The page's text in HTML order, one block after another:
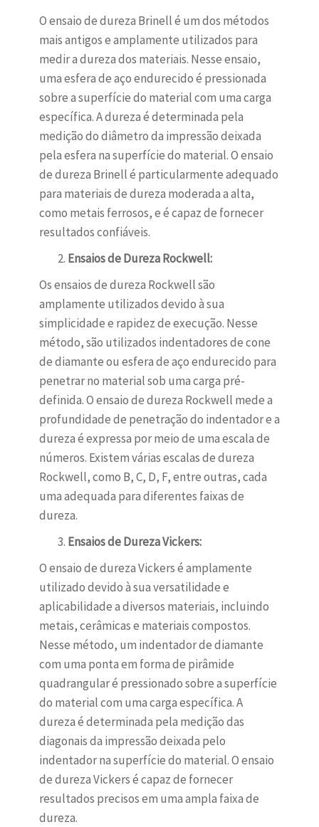
O ensaio de dureza Brinell é um dos métodos
mais antigos e amplamente utilizados para
medir a dureza dos materiais. Nesse ensaio,
uma esfera de aço endurecido é pressionada
sobre a superfície do material com uma carga
específica. A dureza é determinada pela
medição do diâmetro da impressão deixada
pela esfera na superfície do material. O ensaio
de dureza Brinell é particularmente adequado
para materiais de dureza moderada a alta,
como metais ferrosos, e é capaz de fornecer
resultados confiáveis.
Ensaios de Dureza Rockwell:
Os ensaios de dureza Rockwell são
amplamente utilizados devido à sua
simplicidade e rapidez de execução. Nesse
método, são utilizados indentadores de cone
de diamante ou esfera de aço endurecido para
penetrar no material sob uma carga pré-
definida. O ensaio de dureza Rockwell mede a
profundidade de penetração do indentador e a
dureza é expressa por meio de uma escala de
números. Existem várias escalas de dureza
Rockwell, como B, C, D, F, entre outras, cada
uma adequada para diferentes faixas de
dureza.
Ensaios de Dureza Vickers:
O ensaio de dureza Vickers é amplamente
utilizado devido à sua versatilidade e
aplicabilidade a diversos materiais, incluindo
metais, cerâmicas e materiais compostos.
Nesse método, um indentador de diamante
com uma ponta em forma de pirâmide
quadrangular é pressionado sobre a superfície
do material com uma carga específica. A
dureza é determinada pela medição das
diagonais da impressão deixada pelo
indentador na superfície do material. O ensaio
de dureza Vickers é capaz de fornecer
resultados precisos em uma ampla faixa de
dureza.